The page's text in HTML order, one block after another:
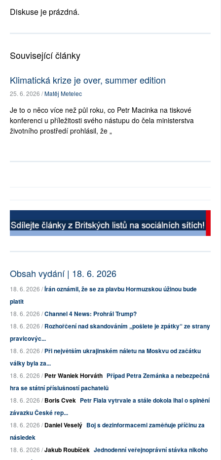
Diskuse je prázdná.
Související články
Klimatická krize je over, summer edition
25. 6. 2026 /Matěj Metelec
Je to o něco více než půl roku, co Petr Macinka na tiskové
konferenci u příležitosti svého nástupu do čela ministerstva
životního prostředí prohlásil, že „
Obsah vydání | 18. 6. 2026
18. 6. 2026 /Írán oznámil, že se za plavbu Hormuzskou úžinou bude
platit
18. 6. 2026 /Channel 4 News: Prohrál Trump?
18. 6. 2026 /Rozhořčení nad skandováním „pošlete je zpátky“ ze strany
pravicovýc...
18. 6. 2026 /Při největším ukrajinském náletu na Moskvu od začátku
války byla za...
18. 6. 2026 /Petr Waniek Horváth Případ Petra Zemánka a nebezpečná
hra se státní příslušností pachatelů
18. 6. 2026 /Boris Cvek Petr Fiala vytrvale a stále dokola lhal o splnění
závazku České rep...
18. 6. 2026 /Daniel Veselý Boj s dezinformacemi zaměňuje příčinu za
následek
18. 6. 2026 /Jakub Roubíček Jednodenní veřejnoprávní stávka nikoho